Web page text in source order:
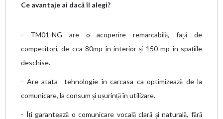
Ce avantaje ai dacă îl alegi?
- TM01-NG are o acoperire remarcabilă, față de
competitori, de cca 80mp în interior și 150 mp în spațiile
deschise.
- Are atata tehnologie în carcasa ca optimizează de la
comunicare, la consum și ușurință în utilizare.
- Îți garantează o comunicare vocală clară și naturală, fără